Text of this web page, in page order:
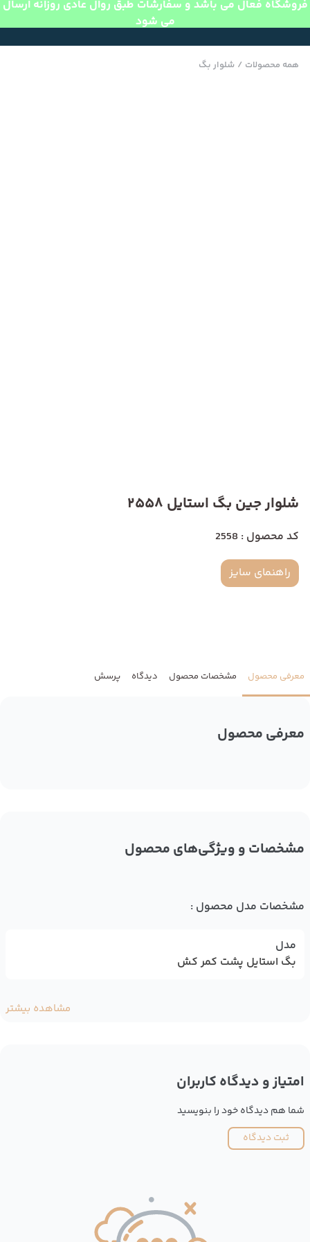
فروشگاه فعال می باشد و سفارشات طبق روال عادی روزانه ارسال
می شود
همه محصولات / شلوار بگ
شلوار جین بگ استایل 2558
کد محصول : 2558
راهنمای سایز
معرفی محصول مشخصات محصول دیدگاه پرسش
معرفی محصول
مشخصات و ویژگی‌های محصول
مشخصات مدل محصول :
مدل
بگ استایل پشت کمر کش
مشاهده بیشتر
امتیاز و دیدگاه کاربران
شما هم دیدگاه خود را بنویسید
ثبت دیدگاه